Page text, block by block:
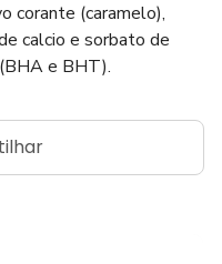
corante (caramelo),
calcio e sorbato de
e BHT).